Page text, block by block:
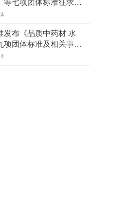
发布《品质中药材 水
团体标准及相关事宜的